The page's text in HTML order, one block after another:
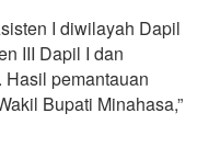
I diwilayah Dapil
III Dapil I dan
pemantauan
Bupati Minahasa,”